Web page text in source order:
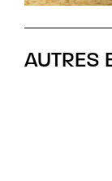
AUTRES